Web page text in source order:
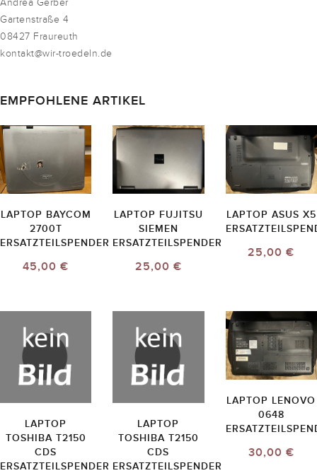
Andrea Gerber
Gartenstraße 4
08427 Fraureuth
kontakt@wir-troedeln.de
EMPFOHLENE ARTIKEL
LAPTOP BAYCOM
2700T
ERSATZTEILSPENDER
45,00 €
LAPTOP FUJITSU
SIEMEN
ERSATZTEILSPENDER
25,00 €
LAPTOP ASUS X5
25,00 €
LAPTOP
TOSHIBA T2150
CDS
ERSATZTEILSPENDER
LAPTOP
TOSHIBA T2150
CDS
ERSATZTEILSPENDER
LAPTOP LENOVO
0648
30,00 €